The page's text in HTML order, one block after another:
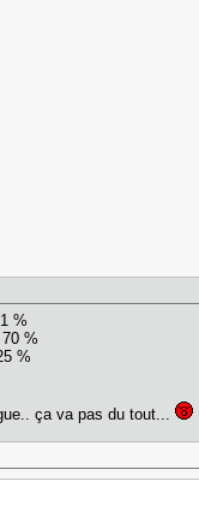
%
%
%
ça va pas du tout...